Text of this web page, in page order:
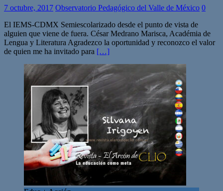
7 octubre, 2017 Observatorio Pedagógico del Valle de México 0
El IEMS-CDMX Semiescolarizado desde el punto de vista de
alguien que viene de fuera. César Medrano Marisca, Académia de
Lengua y Literatura Agradezco la oportunidad y reconozco el valor
de quien me ha invitado para […]